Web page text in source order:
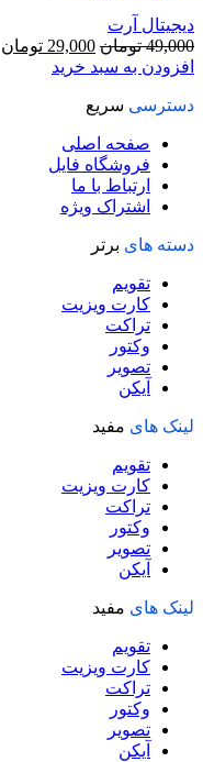
دیجیتال آرت
49,000 تومان قیمت
اصلی
بود.
29,000 تومان
افزودن به سبد خرید
دسترسی سریع
صفحه اصلی
فروشگاه فایل
ارتباط با ما
اشتراک ویژه
دسته های برتر
تقویم
کارت ویزیت
تراکت
وکتور
تصویر
آیکن
لینک های مفید
تقویم
کارت ویزیت
تراکت
وکتور
تصویر
آیکن
لینک های مفید
تقویم
کارت ویزیت
تراکت
وکتور
تصویر
آیکن